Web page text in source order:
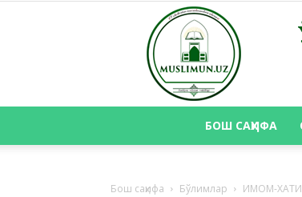
БОШ САҲИФА
Бош саҳифа Бўлимлар ИМОМ-